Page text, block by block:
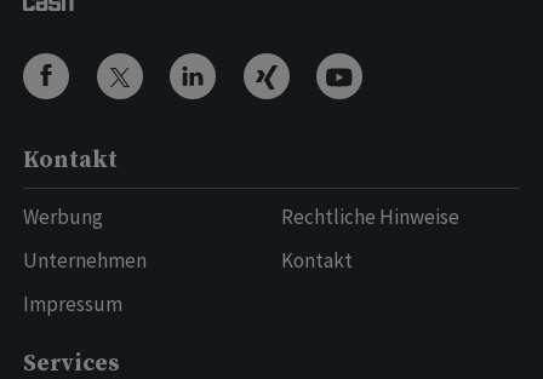
Kontakt
Werbung
Unternehmen
Impressum
Rechtliche Hinweise
Kontakt
Services